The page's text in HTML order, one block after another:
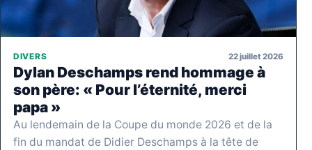
DIVERS 22 juillet 2026
Dylan Deschamps rend hommage à
son père: « Pour l’éternité, merci
papa »
Au lendemain de la Coupe du monde 2026 et de la
fin du mandat de Didier Deschamps à la tête de